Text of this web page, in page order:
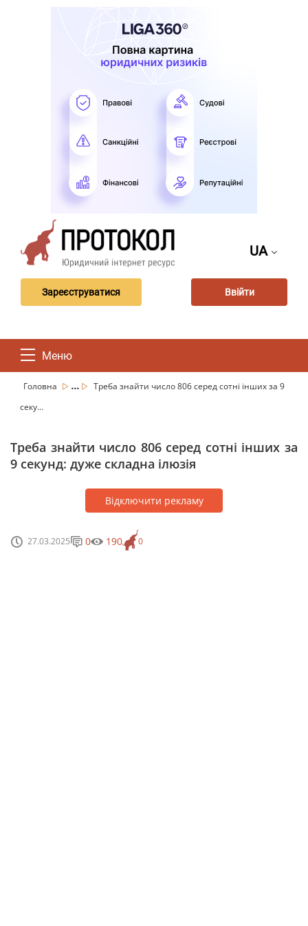
UA
Зареєструватися Ввійти
Меню
Головна ...
Треба знайти число 806 серед сотні інших за 9
секу...
Треба знайти число 806 серед сотні інших за
9 секунд: дуже складна ілюзія
Відключити рекламу
27.03.2025 0
0 190